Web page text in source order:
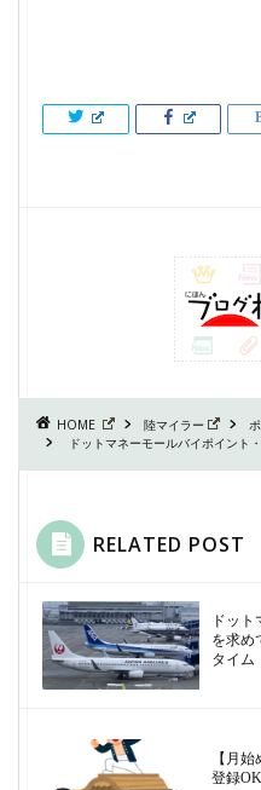
HOME 陸マイラー
ドットマネーモールバイポイント
RELATED POST
ドッ
を求め
タイム
【月
登録